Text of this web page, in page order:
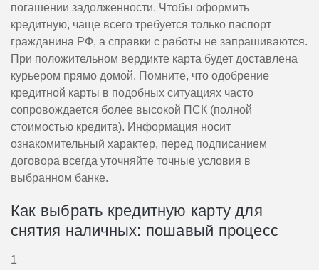
погашении задолженности. Чтобы оформить
кредитную, чаще всего требуется только паспорт
гражданина РФ, а справки с работы не запрашиваются.
При положительном вердикте карта будет доставлена
курьером прямо домой. Помните, что одобрение
кредитной карты в подобных ситуациях часто
сопровождается более высокой ПСК (полной
стоимостью кредита). Информация носит
ознакомительный характер, перед подписанием
договора всегда уточняйте точные условия в
выбранном банке.
Как выбрать кредитную карту для
снятия наличных: пошавый процесс
1